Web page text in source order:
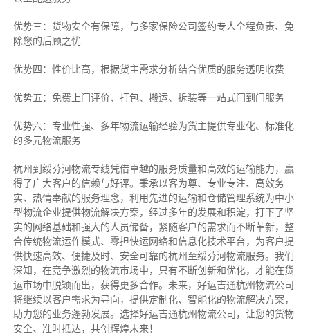
优势三：货物安全有保障，与多家保险公司签约专人全程负责、免
除您的后顾之忧
优势四：性价比高，根据货主需求分析结合优质的服务透明收费
优势五：免费上门评价、打包、搬运、拆装等一站式门到门服务
优势六：专业性强、多年物流运输经验为货主提供专业化、标准化
的多元物流服务
杭州到绥芬河物流专线凭借卓越的服务质量和高效的运输能力，赢
得了广大客户的信赖与好评。 秉承以客为尊、专业专注、高效务
实、热情奉献的服务理念，利用先进的运输和仓储管理系统为中小
型物流企业提供物流解决方案，经过多年的发展和积淀，打下了坚
实的网络基础和强大的人员储备，紧随客户的需求而不断革新，整
合传统物流运作模式、零担快运网络和信息化技术平台，为客户提
供快速高效、便捷及时、安全可靠的杭州至绥芬河物流服务。 我们
深知，在竞争激烈的物流市场中，只有不断创新和优化，才能在货
运市场中脱颖而出，获得更多合作。 未来，好运吉通杭州物流公司
将继续以客户需求为导向，提供定制化、智能化的物流解决方案，
助力您的业务蓬勃发展。选择好运吉通杭州物流公司，让您的货物
安全、准时抵达，共创辉煌未来！